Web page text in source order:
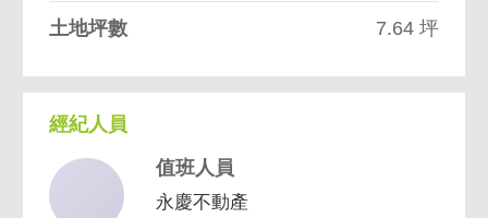
土地坪數 7.64 坪
經紀人員
值班人員
永慶不動產